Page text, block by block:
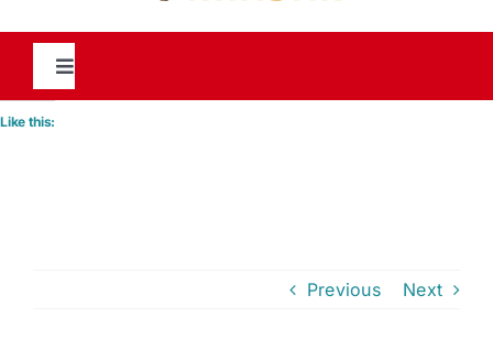
Toggle
Navigation
Like this:
Previous Next